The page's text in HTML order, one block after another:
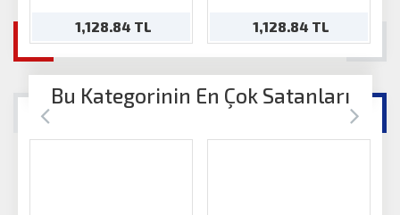
1,128.84 TL 1,128.84 TL
Bu Kategorinin En Çok Satanları